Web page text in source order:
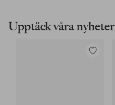
Upptäck våra nyheter
Lägg